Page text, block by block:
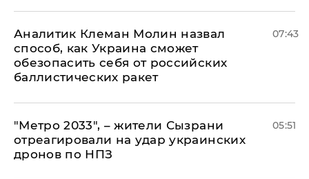
Аналитик Клеман Молин назвал
способ, как Украина сможет
обезопасить себя от российских
баллистических ракет
07:43
"Метро 2033", – жители Сызрани
отреагировали на удар украинских
дронов по НПЗ
05:51